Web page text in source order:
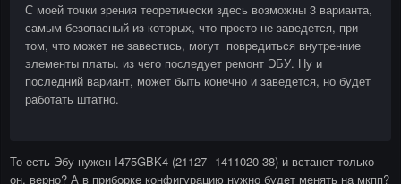
С моей точки зрения теоретически здесь возможны 3 варианта,
самым безопасный из которых, что просто не заведется, при
том, что может не завестись, могут повредиться внутренние
элементы платы. из чего последует ремонт ЭБУ. Ну и
последний вариант, может быть конечно и заведется, но будет
работать штатно.
То есть Эбу нужен I475GBK4 (21127 – 1411020-38) и встанет только
он, верно? А в приборке конфигурацию нужно будет менять на мкпп?